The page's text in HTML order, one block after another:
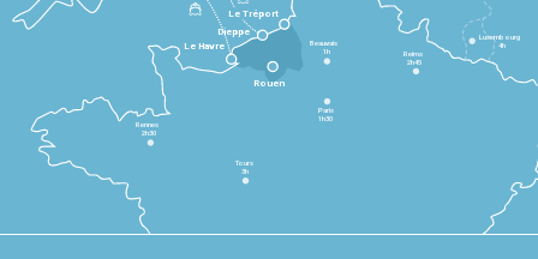
Le Havre
Dieppe
Le Tréport
Rennes
2h30
Tours
3h
Paris
1h30
Beauvais
1h
Reims
2h45
Luxembourg
4h
Rouen